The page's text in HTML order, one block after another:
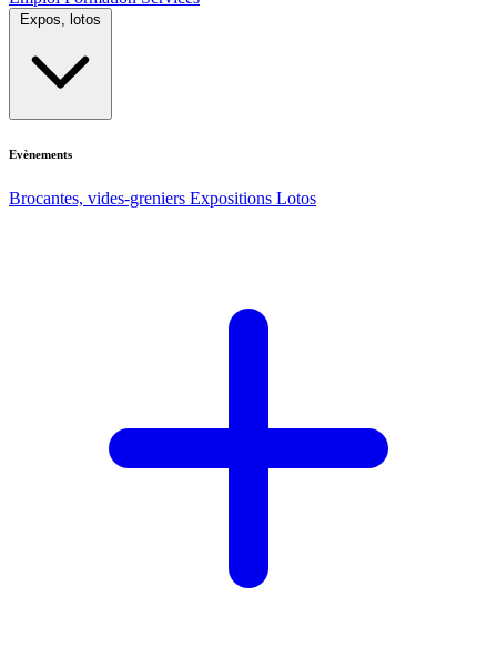
Expos, lotos
Evènements
Brocantes, vides-greniers Expositions Lotos